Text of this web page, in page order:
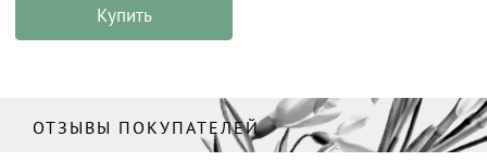
Купить
ОТЗЫВЫ ПОКУПАТЕЛЕЙ